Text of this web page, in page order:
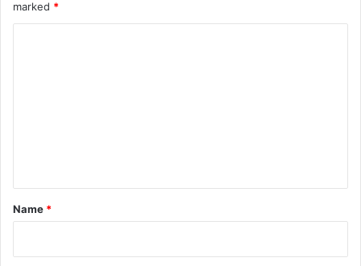
marked *
*
Name *